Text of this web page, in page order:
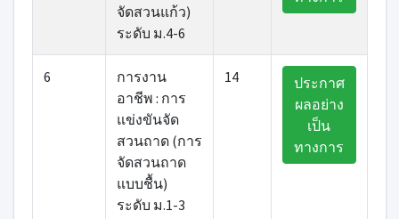
จัดสวนแก้ว)
ระดับ ม.4-6
6
การงาน
อาชีพ : การ
แข่งขันจัด
สวนถาด (การ
จัดสวนถาด
แบบชื้น)
ระดับ ม.1-3
14
ประกาศ
ผลอย่าง
เป็น
ทางการ